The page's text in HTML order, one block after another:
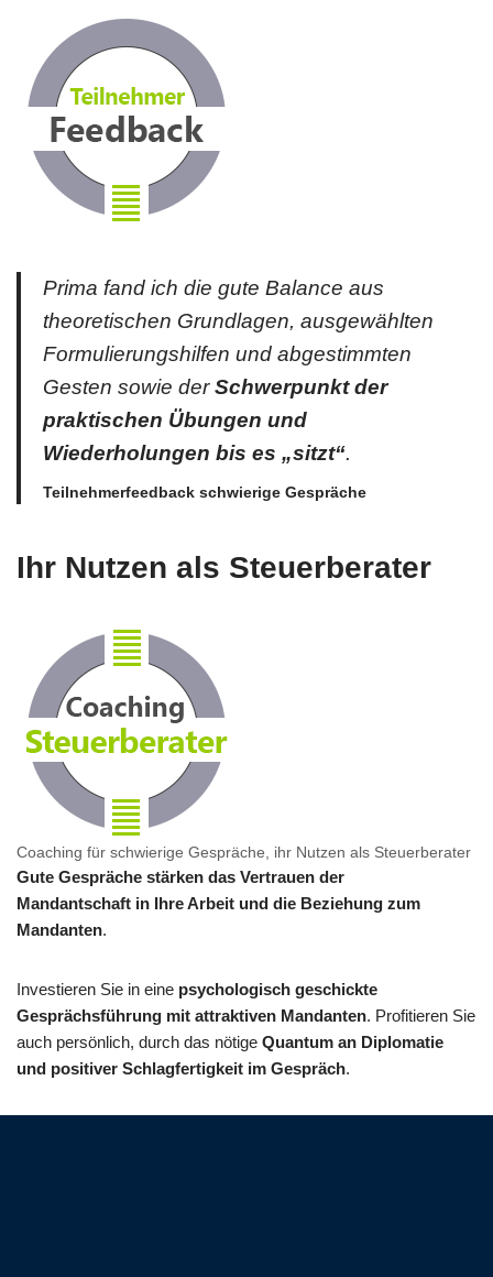
Prima fand ich die gute Balance aus
theoretischen Grundlagen, ausgewählten
Formulierungshilfen und abgestimmten
Gesten sowie derSchwerpunkt der
praktischen Übungen und
Wiederholungen bis es „sitzt“.
Teilnehmerfeedback schwierige Gespräche
Ihr Nutzen als Steuerberater
Coaching für schwierige Gespräche, ihr Nutzen als Steuerberater
Gute Gespräche stärken das Vertrauen der
Mandantschaft in Ihre Arbeit und die Beziehung zum
Mandanten.
Investieren Sie in eine psychologisch geschickte
Gesprächsführung mit attraktiven Mandanten. Profitieren Sie
auch persönlich, durch das nötige Quantum an Diplomatie
und positiver Schlagfertigkeit im Gespräch.